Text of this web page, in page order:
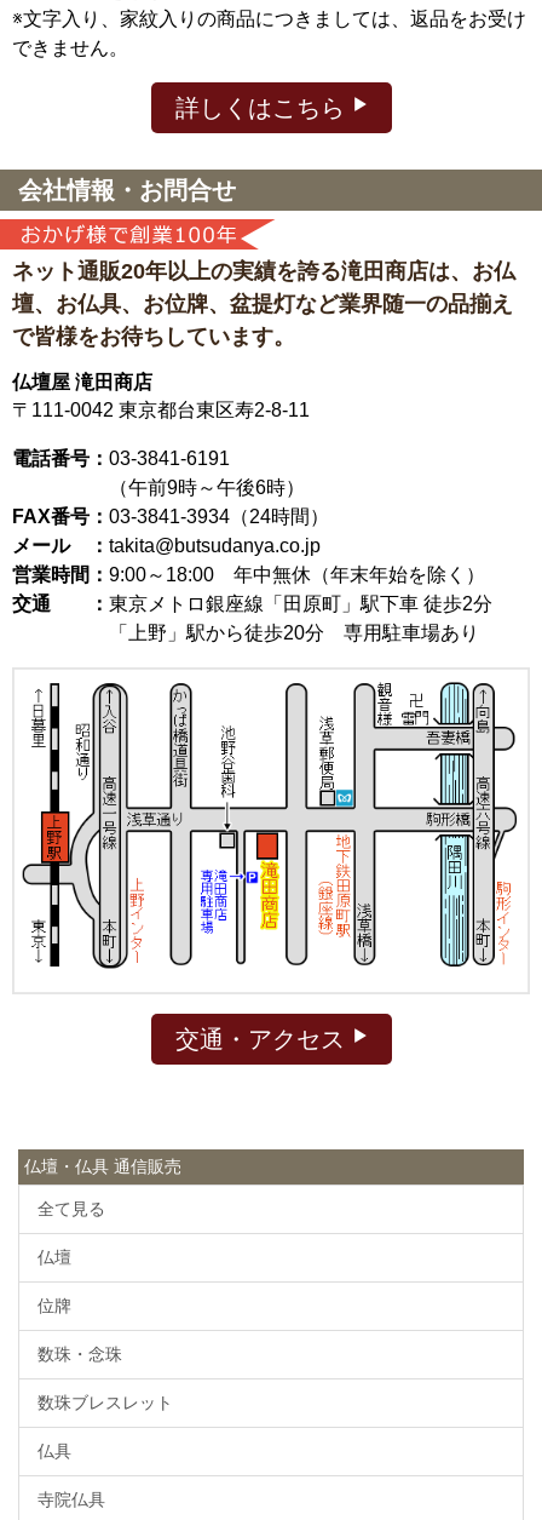
※文字入り、家紋入りの商品につきましては、返品をお受け
できません。
詳しくはこちら
会社情報・お問合せ
ネット通販20年以上の実績を誇る滝田商店は、 お仏
壇、お仏具、お位牌、盆提灯など業界随一の品揃え
で皆様をお待ちしています。
仏壇屋 滝田商店
〒111-0042 東京都台東区寿2-8-11
電話番号： 03-3841-6191
（午前9時～午後6時）
FAX番号： 03-3841-3934（24時間）
メール ： takita@butsudanya.co.jp
営業時間： 9:00～18:00 年中無休（年末年始を除く）
交通 ： 東京メトロ銀座線「田原町」駅下車 徒歩2分
「上野」駅から徒歩20分 専用駐車場あり
交通・アクセス
仏壇・仏具 通信販売
全て見る
仏壇
位牌
数珠・念珠
数珠ブレスレット
仏具
寺院仏具